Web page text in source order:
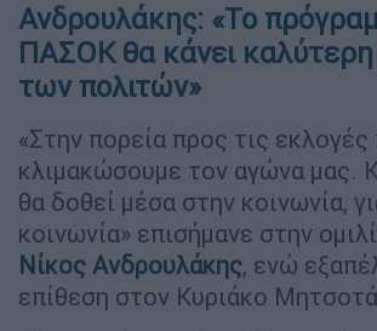
Ανδρουλάκης: «Το
ΠΑΣΟΚ θα κάνει
των πολιτών»
«Στην πορεία προς τις εκλογές
κλιμακώσουμε τον αγώνα μας.
θα δοθεί μέσα στην κοινωνία,
κοινωνία» επισήμανε στην
Νίκος Ανδρουλάκης, ενώ
επίθεση στον Κυριάκο